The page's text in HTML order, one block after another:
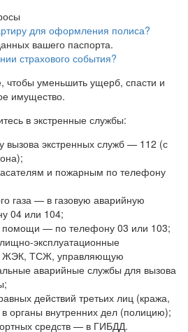
для оформления полиса?
вашего паспорта.
страхового события?
чтобы уменьшить ущерб, спасти и
имущество.
в экстренные службы:
вызова экстренных служб — 112 (с
и пожарным по телефону
газа — в газовую аварийную
04 или 104;
помощи — по телефону 03 или 103;
эксплуатационные
ЖЭК, ТСЖ, управляющую
аварийные службы для вызова
действий третьих лиц (кража,
органы внутренних дел (полицию);
средств — в ГИБДД.